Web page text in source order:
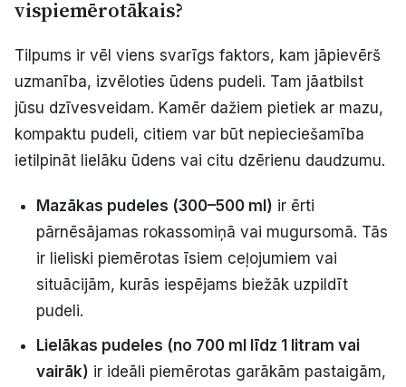
vispiemērotākais?
Tilpums ir vēl viens svarīgs faktors, kam jāpievērš
uzmanība, izvēloties ūdens pudeli. Tam jāatbilst
jūsu dzīvesveidam. Kamēr dažiem pietiek ar mazu,
kompaktu pudeli, citiem var būt nepieciešamība
ietilpināt lielāku ūdens vai citu dzērienu daudzumu.
Mazākas pudeles (300–500 ml) ir ērti
pārnēsājamas rokassomiņā vai mugursomā. Tās
ir lieliski piemērotas īsiem ceļojumiem vai
situācijām, kurās iespējams biežāk uzpildīt
pudeli.
Lielākas pudeles (no 700 ml līdz 1 litram vai
vairāk) ir ideāli piemērotas garākām pastaigām,